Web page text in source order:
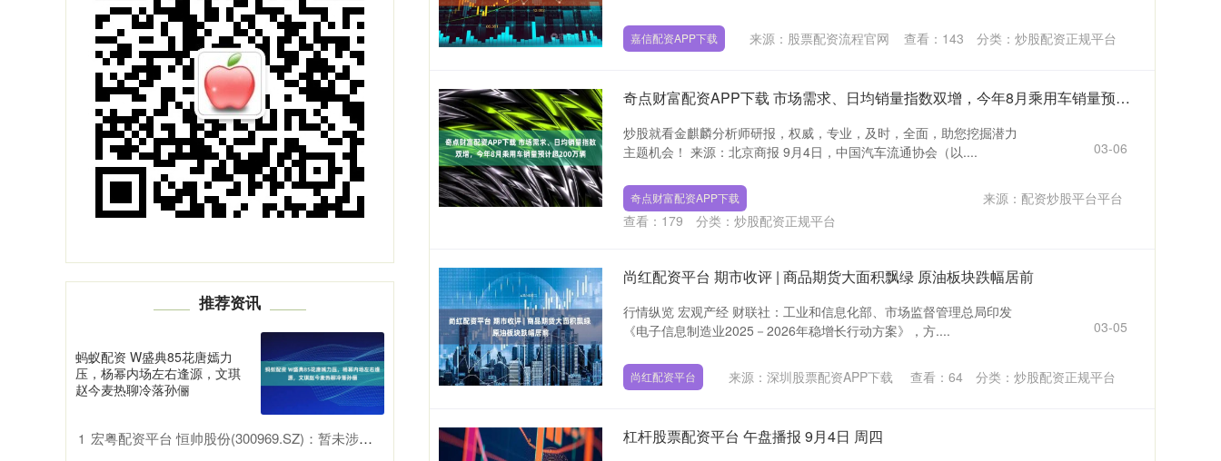
嘉信配资APP下载 来源：股票配资流程官网 查看： 143 分类：炒股配资正规平台
奇点财富配资APP下载 市场需求、日均销量指数双增，今年8月乘用车销量预计超200万辆
炒股就看金麒麟分析师研报，权威，专业，及时，全面，助您挖掘潜力
主题机会！ 来源：北京商报 9月4日，中国汽车流通协会（以....
03-06
奇点财富配资APP下载
来源：配资炒股平台平台
查看： 179 分类： 炒股配资正规平台
尚红配资平台 期市收评 | 商品期货大面积飘绿 原油板块跌幅居前
行情纵览 宏观产经 财联社：工业和信息化部、市场监督管理总局印发
《电子信息制造业2025－2026年稳增长行动方案》，方....
03-05
尚红配资平台 来源：深圳股票配资APP下载 查看： 64 分类： 炒股配资正规平台
杠杆股票配资平台 午盘播报 9月4日 周四
推荐资讯
蚂蚁配资 W盛典85花唐嫣力
压，杨幂内场左右逢源，文琪
赵今麦热聊冷落孙俪
1 宏粤配资平台 恒帅股份(300969.SZ)：暂未涉及谐波减速器产品